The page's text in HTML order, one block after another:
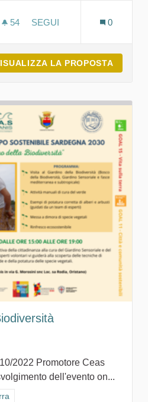
54 54 SOSTENITORI
SEGUI
0
LA PROPOSTA
2022 Promotore Ceas
dell'evento on...
GOAL 15 - Vita sulla terra